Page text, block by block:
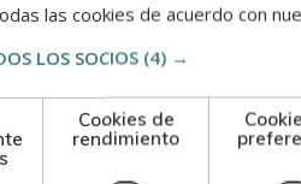
siempre que puedas
y el resto de los
las cookies de acuerdo con
LOS SOCIOS (4) →
Cookies de
rendimiento